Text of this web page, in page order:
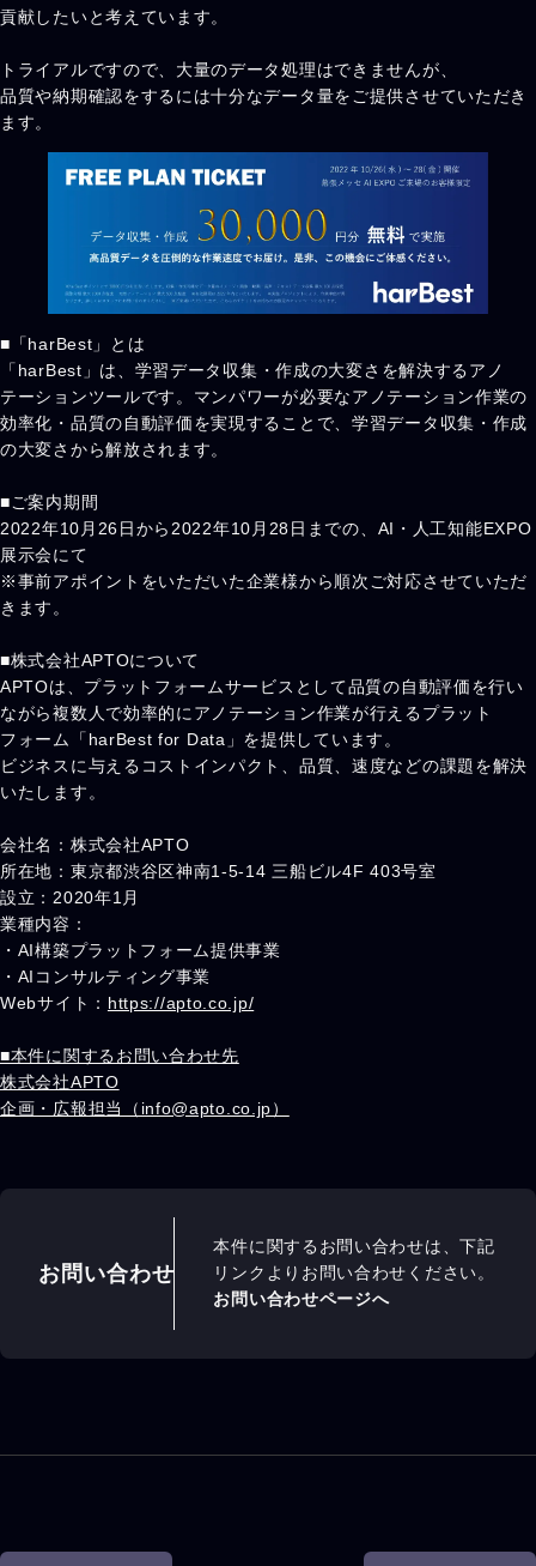
貢献したいと考えています。
トライアルですので、大量のデータ処理はできませんが、
品質や納期確認をするには十分なデータ量をご提供させていただき
ます。
■「harBest」とは
「harBest」は、学習データ収集・作成の大変さを解決するアノ
テーションツールです。マンパワーが必要なアノテーション作業の
効率化・品質の自動評価を実現することで、学習データ収集・作成
の大変さから解放されます。
■ご案内期間
2022年10月26日から2022年10月28日までの、AI・人工知能EXPO
展示会にて
※事前アポイントをいただいた企業様から順次ご対応させていただ
きます。
■株式会社APTOについて
APTOは、プラットフォームサービスとして品質の自動評価を行い
ながら複数人で効率的にアノテーション作業が行えるプラット
フォーム「harBest for Data」を提供しています。
ビジネスに与えるコストインパクト、品質、速度などの課題を解決
いたします。
会社名：株式会社APTO
所在地：東京都渋谷区神南1-5-14 三船ビル4F 403号室
設立：2020年1月
業種内容：
・AI構築プラットフォーム提供事業
・AIコンサルティング事業
Webサイト： https://apto.co.jp/
■本件に関するお問い合わせ先
株式会社APTO
企画・広報担当（info@apto.co.jp）
お問い合わせ
本件に関するお問い合わせは、下記
リンクよりお問い合わせください。
お問い合わせページへ